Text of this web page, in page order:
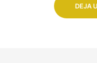
DEJA